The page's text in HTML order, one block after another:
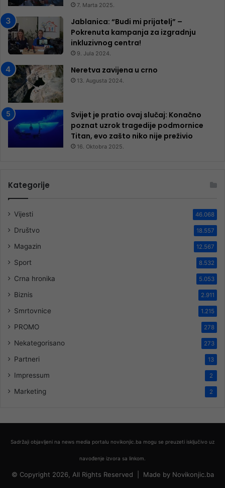
7. Marta 2025.
Jablanica: “Budi mi prijatelj” –
Pokrenuta kampanja za izgradnju
inkluzivnog centra!
9. Jula 2024.
Neretva zavijena u crno
13. Augusta 2024.
Svijet je pratio ovaj slučaj: Konačno
poznat uzrok tragedije podmornice
Titan, evo zašto niko nije preživio
16. Oktobra 2025.
Kategorije
Vijesti 46.068
Društvo 18.557
Magazin 12.567
Sport 8.532
Crna hronika 5.053
Biznis 2.911
Smrtovnice 1.215
PROMO 278
Nekategorisano 273
Partneri 13
Impressum 2
Marketing 2
Sadržaji objavljeni na news media portalu novikonjic.ba mogu se preuzeti isključivo uz
navođenje izvora sa linkom.
© Copyright 2026, All Rights Reserved | Made by Novikonjic.ba